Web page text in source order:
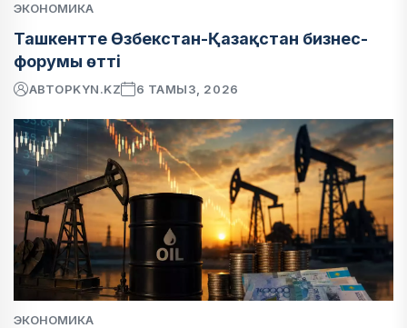
ЭКОНОМИКА
Ташкентте Өзбекстан-Қазақстан бизнес-
форумы өтті
АВТОРKYN.KZ 6 ТАМЫЗ, 2026
ЭКОНОМИКА